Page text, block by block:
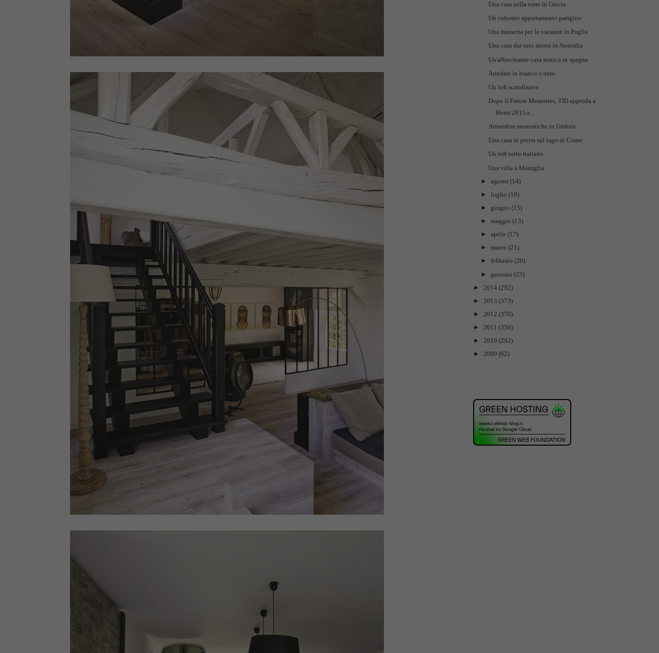
Una casa nella torre in Grecia
Un colorato appartamento parigino
Una masseria per le vacanze in Puglia
Una casa dai toni neutri in Australia
Un'affascinante casa rustica in spagna
Arredare in bianco e nero
Un loft scandinavo
Dopo il Future Memories, TID approda a
Homi 2015 e...
Atmosfere neorustiche in Umbria
Una casa in pietra sul lago di Como
Un loft tutto italiano
Una villa a Marsiglia
► agosto (14)
► luglio (18)
► giugno (15)
► maggio (13)
► aprile (17)
► marzo (21)
► febbraio (20)
► gennaio (23)
► 2014 (292)
► 2013 (373)
► 2012 (370)
► 2011 (359)
► 2010 (292)
► 2009 (62)